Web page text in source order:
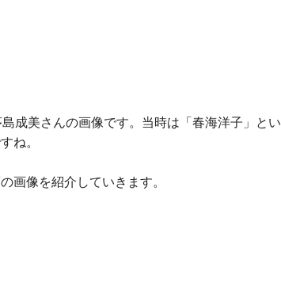
成美さんの画像です。当時は「春海洋子」とい
ね。
画像を紹介していきます。